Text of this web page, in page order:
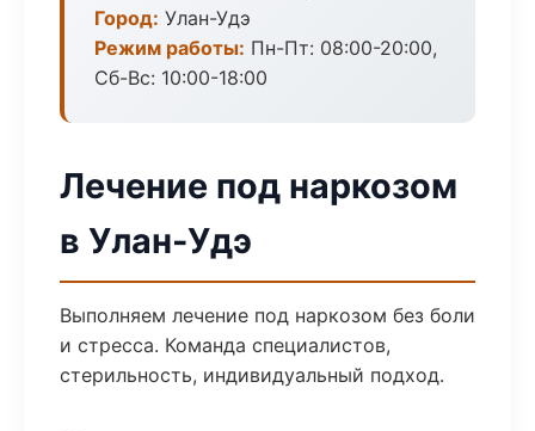
Город: Улан-Удэ
Режим работы: Пн-Пт: 08:00-20:00,
Сб-Вс: 10:00-18:00
Лечение под наркозом
в Улан-Удэ
Выполняем лечение под наркозом без боли
и стресса. Команда специалистов,
стерильность, индивидуальный подход.